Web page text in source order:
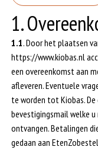
1.
1.1. Door het plaatsen
https://www.kiobas.nl
een overeenkomst aan
afleveren. Eventuele
te worden tot Kiobas.
bevestigingsmail welke
ontvangen. Betalingen
gedaan aan